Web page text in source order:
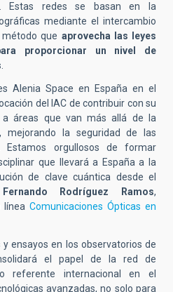
Estas redes se basan en la
mediante el intercambio
que aprovecha las leyes
proporcionar un nivel de
.
Alenia Space en España en el
del IAC de contribuir con su
a áreas que van más allá de la
mejorando la seguridad de las
Estamos orgullosos de formar
que llevará a España a la
de clave cuántica desde el
Rodríguez Ramos,
línea Comunicaciones Ópticas en
ensayos en los observatorios de
el papel de la red de
referente internacional en el
avanzadas, no solo para